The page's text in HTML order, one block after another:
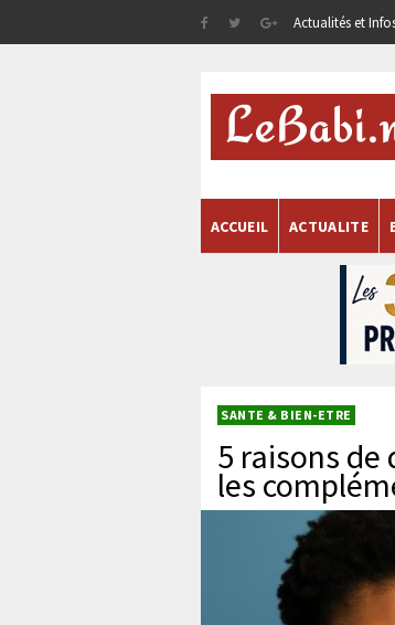
Actualités et
ACCUEIL ACTUALITE
SANTE & BIEN-ETRE
5 raisons
les